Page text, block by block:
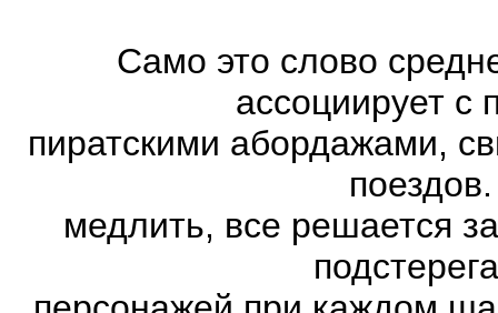
Само это слово
ассоциирует с
пиратскими абордажами,
медлить, все решается